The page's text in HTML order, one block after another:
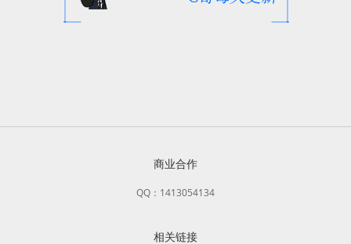
商业合作
QQ：1413054134
相关链接